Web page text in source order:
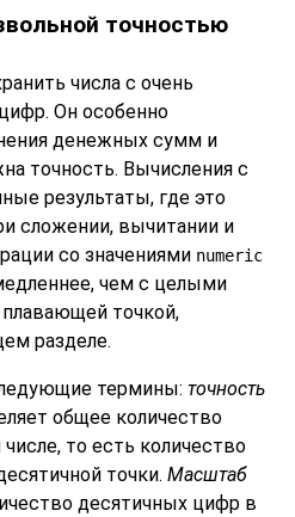
точностью
числа с очень
Он особенно
денежных сумм и
точность. Вычисления с
результаты, где это
сложении, вычитании и
со значениями numeric
чем с целыми
точкой,
разделе.
термины: точность
общее количество
то есть количество
точки. Масштаб
десятичных цифр в